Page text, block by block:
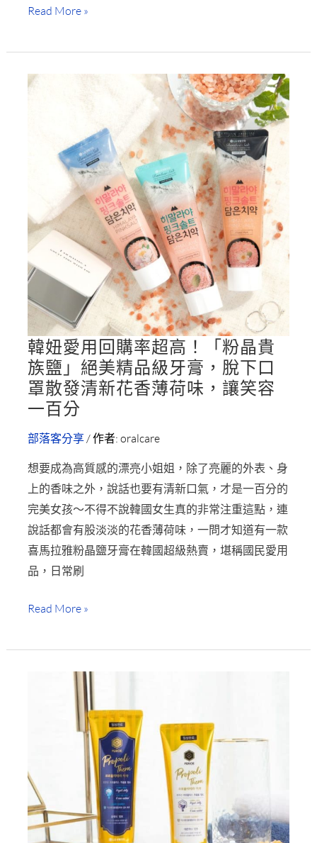
的
顏？
Read More »
韓妞愛用回購率超高！「粉晶貴
族鹽」絕美精品級牙膏，脫下口
罩散發清新花香薄荷味，讓笑容
一百分
部落客分享/ 作者: oralcare
想要成為高質感的漂亮小姐姐，除了亮麗的外表、身
上的香味之外，說話也要有清新口氣，才是一百分的
完美女孩～不得不說韓國女生真的非常注重這點，連
說話都會有股淡淡的花香薄荷味，一問才知道有一款
喜馬拉雅粉晶鹽牙膏在韓國超級熱賣，堪稱國民愛用
品，日常刷
韓
妞
愛
用
購
率
超
高！
「粉
晶
貴
鹽」
美
脫
下
口
罩
Read More »